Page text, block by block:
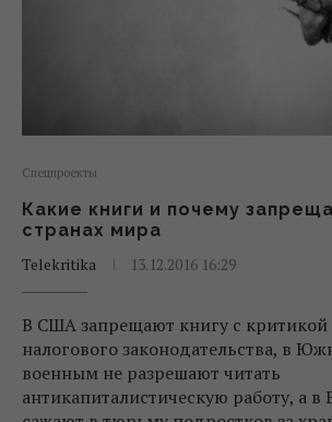
Спецпроекты
Какие книги и почему
странах мира
Telekritika
13.12.2016 16:29
В США запрещают книгу с
налогового законодательства, в
военным не разрешают читать
антикапиталистическую работу, а